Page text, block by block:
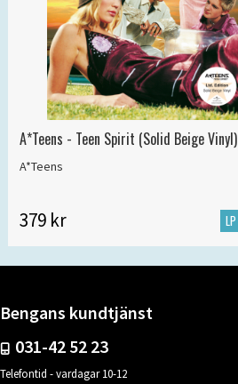
A*Teens - Teen Spirit (Solid Beige Vinyl)
A*Teens
379 kr LP
Bengans kundtjänst
031-42 52 23
Telefontid - vardagar 10-12